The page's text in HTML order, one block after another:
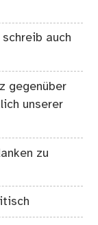
auch
gegenüber
unserer
zu